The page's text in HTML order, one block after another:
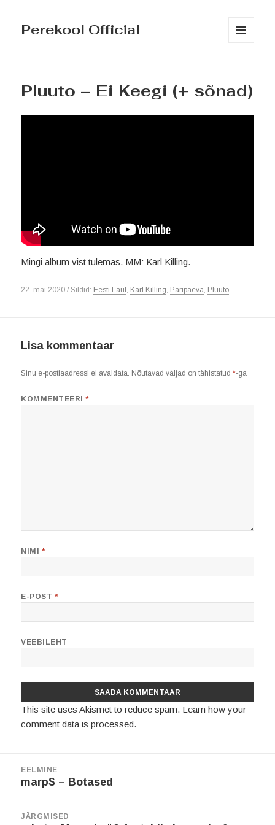
Perekool Official
Pluuto – Ei Keegi (+ sõnad)
Mingi album vist tulemas. MM: Karl Killing.
22. mai 2020 / Sildid: Eesti Laul , Karl Killing, Päripäeva, Pluuto
Lisa kommentaar
Sinu e-postiaadressi ei avaldata. Nõutavad väljad on tähistatud*-ga
KOMMENTEERI*
NIMI *
E-POST *
VEEBILEHT
This site uses Akismet to reduce spam. Learn how your
comment data is processed.
EELMINE
Eelmine
marp$ – Botased
JÄRGMISED